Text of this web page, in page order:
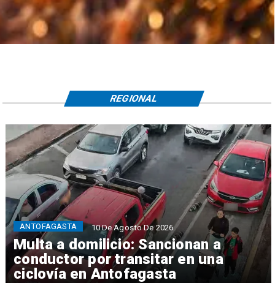
Multa a domilicio: Sancionan a
conductor por transitar en una
ciclovía en Antofagasta
ANTOFAGASTA 10 De Agosto De 2026
REGIONAL